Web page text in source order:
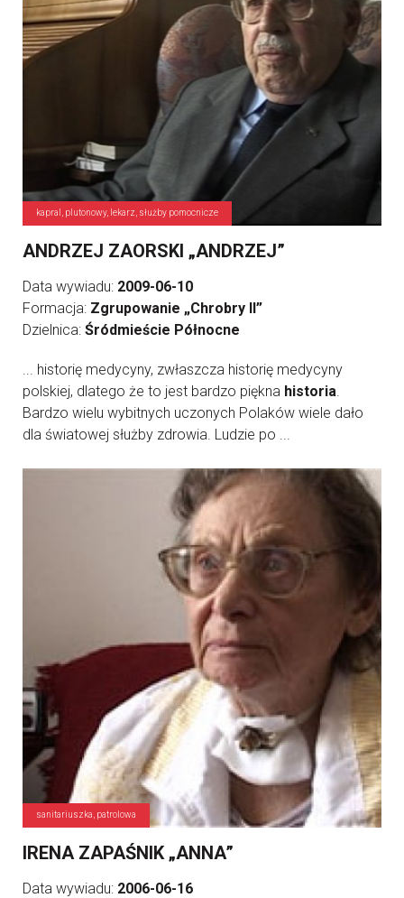
kapral, plutonowy, lekarz, służby pomocnicze
ANDRZEJ ZAORSKI „ANDRZEJ”
Data wywiadu: 2009-06-10
Formacja: Zgrupowanie „Chrobry II”
Dzielnica: Śródmieście Północne
... historię medycyny, zwłaszcza historię medycyny
polskiej, dlatego że to jest bardzo piękna historia.
Bardzo wielu wybitnych uczonych Polaków wiele dało
dla światowej służby zdrowia. Ludzie po ...
sanitariuszka, patrolowa
IRENA ZAPAŚNIK „ANNA”
Data wywiadu: 2006-06-16